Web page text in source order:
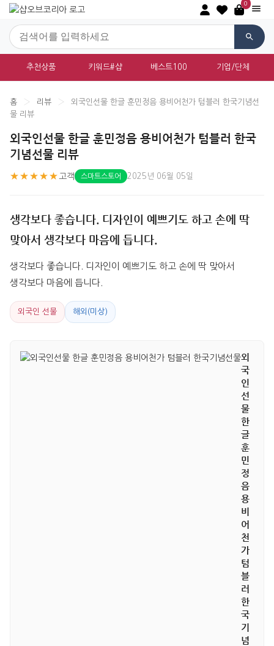
0
추천상품 키워드#샵 베스트100 기업/단체
홈 › 리뷰 ›
외국인선물 한글 훈민정음 용비어천가 텀블러 한국기념선
물 리뷰
외국인선물 한글 훈민정음 용비어천가 텀블러 한국
기념선물 리뷰
★★★★★ 고객 스마트스토어 2025년 06월 05일
생각보다 좋습니다. 디자인이 예쁘기도 하고 손에 딱
맞아서 생각보다 마음에 듭니다.
생각보다 좋습니다. 디자인이 예쁘기도 하고 손에 딱 맞아서
생각보다 마음에 듭니다.
외국인 선물 해외(미상)
외
국
인
선
물
한
글
훈
민
정
음
용
비
어
천
가
텀
블
러
한
국
기
념